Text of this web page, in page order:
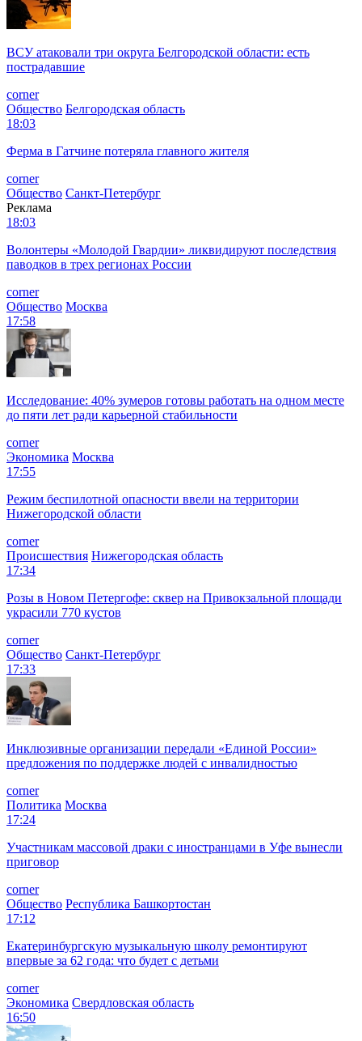
ВСУ атаковали три округа Белгородской области: есть
пострадавшие
corner
Общество Белгородская область
18:03
Ферма в Гатчине потеряла главного жителя
corner
Общество Санкт-Петербург
Реклама
18:03
Волонтеры «Молодой Гвардии» ликвидируют последствия
паводков в трех регионах России
corner
Общество Москва
17:58
Исследование: 40% зумеров готовы работать на одном месте
до пяти лет ради карьерной стабильности
corner
Экономика Москва
17:55
Режим беспилотной опасности ввели на территории
Нижегородской области
corner
Происшествия Нижегородская область
17:34
Розы в Новом Петергофе: сквер на Привокзальной площади
украсили 770 кустов
corner
Общество Санкт-Петербург
17:33
Инклюзивные организации передали «Единой России»
предложения по поддержке людей с инвалидностью
corner
Политика Москва
17:24
Участникам массовой драки с иностранцами в Уфе вынесли
приговор
corner
Общество Республика Башкортостан
17:12
Екатеринбургскую музыкальную школу ремонтируют
впервые за 62 года: что будет с детьми
corner
Экономика Свердловская область
16:50